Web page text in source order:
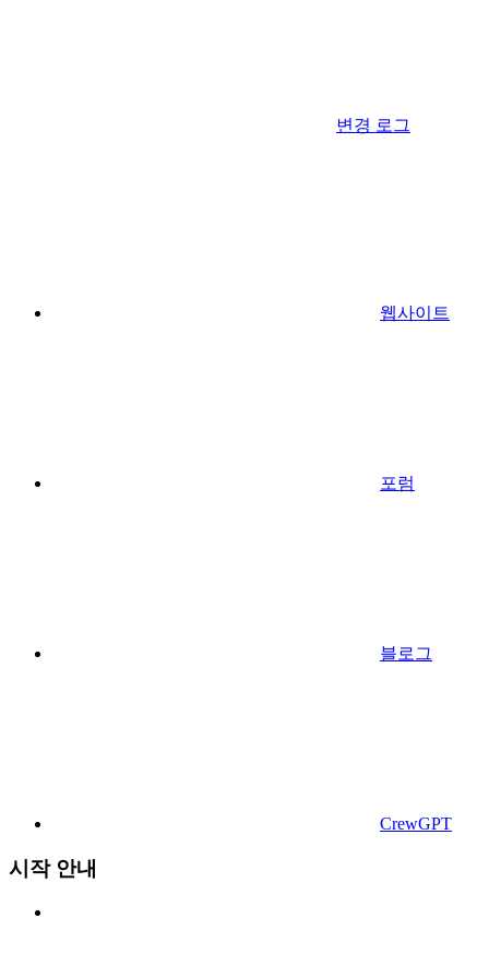
변경 로그
웹사이트
포럼
블로그
CrewGPT
시작 안내